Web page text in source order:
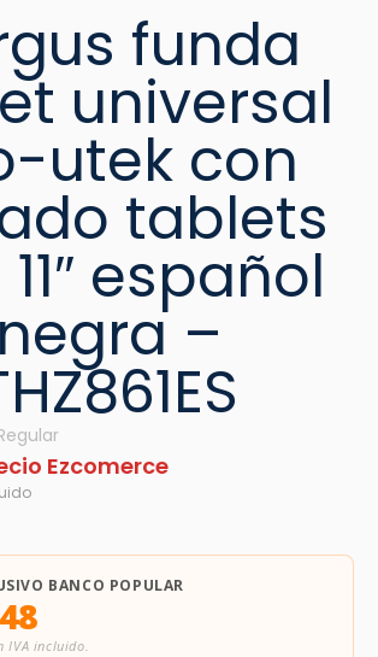
funda
universal
utek con
tablets
11″ español
negra –
BANCO POPULAR
IVA incluido.